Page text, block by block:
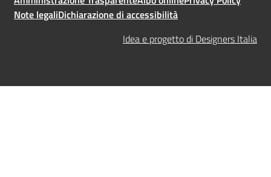
Note legaliDichiarazione di accessibilità
Idea e progetto di Designers Italia